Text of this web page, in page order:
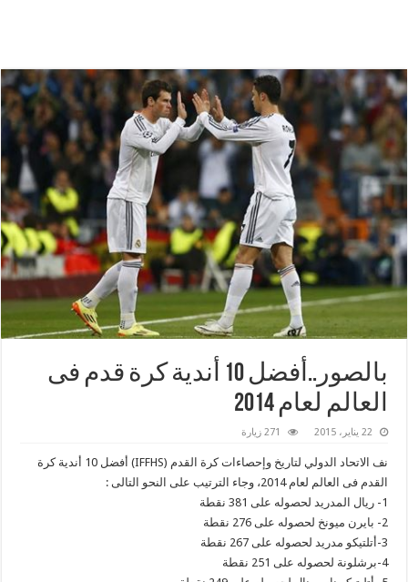
بالصور..أفضل 10 أندية كرة قدم فى
العالم لعام 2014
22 يناير، 2015 271 زيارة
نف الاتحاد الدولي لتاريخ وإحصاءات كرة القدم (IFFHS) أفضل 10 أندية كرة
القدم فى العالم لعام 2014، وجاء الترتيب على النحو التالى :
1- ريال المدريد لحصوله على 381 نقطة
2- بايرن ميونخ لحصوله على 276 نقطة
3-أتلتيكو مدريد لحصوله على 267 نقطة
4-برشلونة لحصوله على 251 نقطة